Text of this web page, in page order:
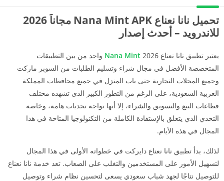
تحميل نانا نعناع Nana Mint APK مجاناً 2026
للاندرويد – أحدث إصدار
يعتبر تطبيق نانا نعناع 2026 Nana Mint واحد من بين التطبيقات
المتخصصة الأفضل في مجال شراء وتسليم الطلبات من السوبر ماركت
وجميع المحلات التجارية حتى باب المنزل في جميع محافظات المملكة
العربية السعودية، على الرغم من التطور الكبير الذي تشهده مختلف
قطاعات البيع والتسويق والشراء، إلا أنها تواجه تحديات هامة، وخاصة
التحدي الذي يتعلق بالإستفادة الكاملة من التكنولوجيا المتاحة في هذا
المجال في هذه الأيام.
لذلك، بدأ تطبيق نانا نعناع دايركت في خطواته الأولى في هذا المجال
لتسهيل الأمور على المستخدمين والتغلب على الصعاب. تعد خدمة نانا نعناع
للتوصيل نتاجًا لجهد شباب سعودي يسعى لتحسين نظام شراء وتوصيل